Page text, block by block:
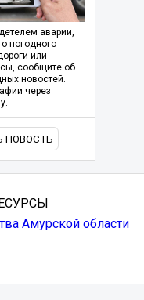
аварии,
погодного
или
сообщите об
новостей.
через
НОВОСТЬ